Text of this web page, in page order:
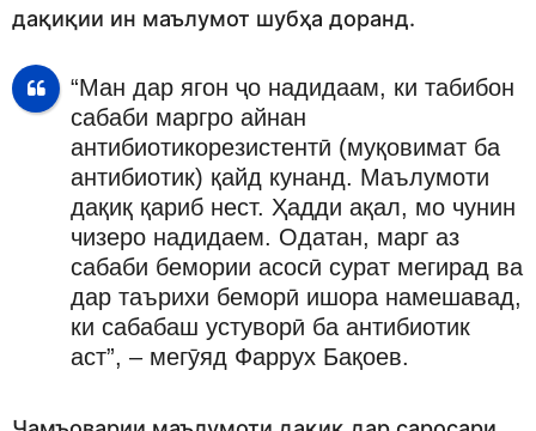
дақиқии ин маълумот шубҳа доранд.
“Ман дар ягон ҷо надидаам, ки табибон
сабаби маргро айнан
антибиотикорезистентӣ (муқовимат ба
антибиотик) қайд кунанд. Маълумоти
дақиқ қариб нест. Ҳадди ақал, мо чунин
чизеро надидаем. Одатан, марг аз
сабаби бемории асосӣ сурат мегирад ва
дар таърихи беморӣ ишора намешавад,
ки сабабаш устуворӣ ба антибиотик
аст”, – мегӯяд Фаррух Бақоев.